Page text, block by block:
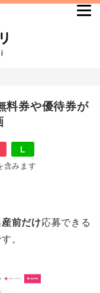
料券や優待券が
L
含みます
産前だけ応募できる
。